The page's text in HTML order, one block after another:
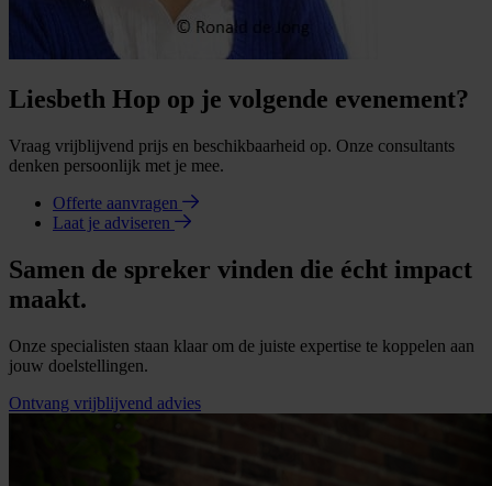
Liesbeth Hop op je volgende evenement?
Vraag vrijblijvend prijs en beschikbaarheid op. Onze consultants
denken persoonlijk met je mee.
Offerte aanvragen
Laat je adviseren
Samen de spreker vinden die écht impact
maakt.
Onze specialisten staan klaar om de juiste expertise te koppelen aan
jouw doelstellingen.
Ontvang vrijblijvend advies